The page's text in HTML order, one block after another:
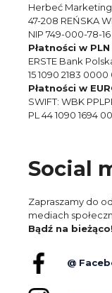
Herbeć
47-208 REŃSKA
NIP 749-000-78-16
Płatności w
ERSTE Bank
15 1090 2183
Płatności w
SWIFT: WBK
PL 44 1090 1694
Social
Zapraszamy do
mediach
Bądź na bieżąco!
@